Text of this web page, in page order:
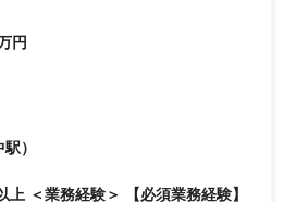
円
）
経験】